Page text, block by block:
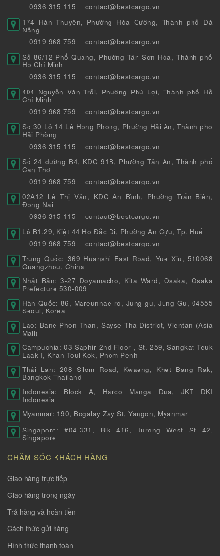
0936 315 115
contact@bestcargo.vn
174 Hàn Thuyên, Phường Hòa Cường, Thành phố Đà
Nẵng
0919 968 759
contact@bestcargo.vn
Số 86/12 Phổ Quang, Phường Tân Sơn Hòa, Thành phố
Hồ Chí Minh
0936 315 115
contact@bestcargo.vn
404 Nguyễn Văn Trỗi, Phường Phú Lợi, Thành phố Hồ
Chí Minh
0919 968 759
contact@bestcargo.vn
Số 30 Lô 14 Lê Hồng Phong, Phường Hải An, Thành phố
Hải Phòng
0936 315 115
contact@bestcargo.vn
Số 24 đường B4, KDC 91B, Phường Tân An, Thành phố
Cần Thơ
0919 968 759
contact@bestcargo.vn
02A12 Lê Thị Vân, KDC An Bình, Phường Trấn Biên,
Đồng Nai
0936 315 115
contact@bestcargo.vn
Lô B1.29, Kiệt 44 Hồ Đắc Di, Phường An Cựu, Tp. Huế
0919 968 759
contact@bestcargo.vn
Trung Quốc: 369 Huanshi East Road, Yue Xiu, 510068
Guangzhou, China
Nhật Bản: 3-27 Doyamacho, Kita Ward, Osaka, Osaka
Prefecture 530-009
Hàn Quốc: 86, Mareunnae-ro, Jung-gu, Jung-Gu, 04555
Seoul, Korea
Lào: Bane Phon Than, Sayse Tha District, Vientan (Asia
Mall)
Campuchia: 03 Saphir 2nd Floor , St. 259, Sangkat Teuk
Laak I, Khan Toul Kok, Pnom Penh
Thái Lan: 208 Silom Road, Kwaeng, Khet Bang Rak,
Bangkok Thailand
Indonesia: Block A, Harco Manga Dua, JKT DKI
Indonesia
Myanmar: 190, Bogalay Zay St, Yangon, Myanmar
Singapore: #04-331, Blk 416, Jurong West St 42,
Singapore
CHĂM SÓC KHÁCH HÀNG
Giao hàng trực tiếp
Giao hàng trong ngày
Trả hàng và hoàn tiền
Cách thức gửi hàng
Hình thức thanh toàn